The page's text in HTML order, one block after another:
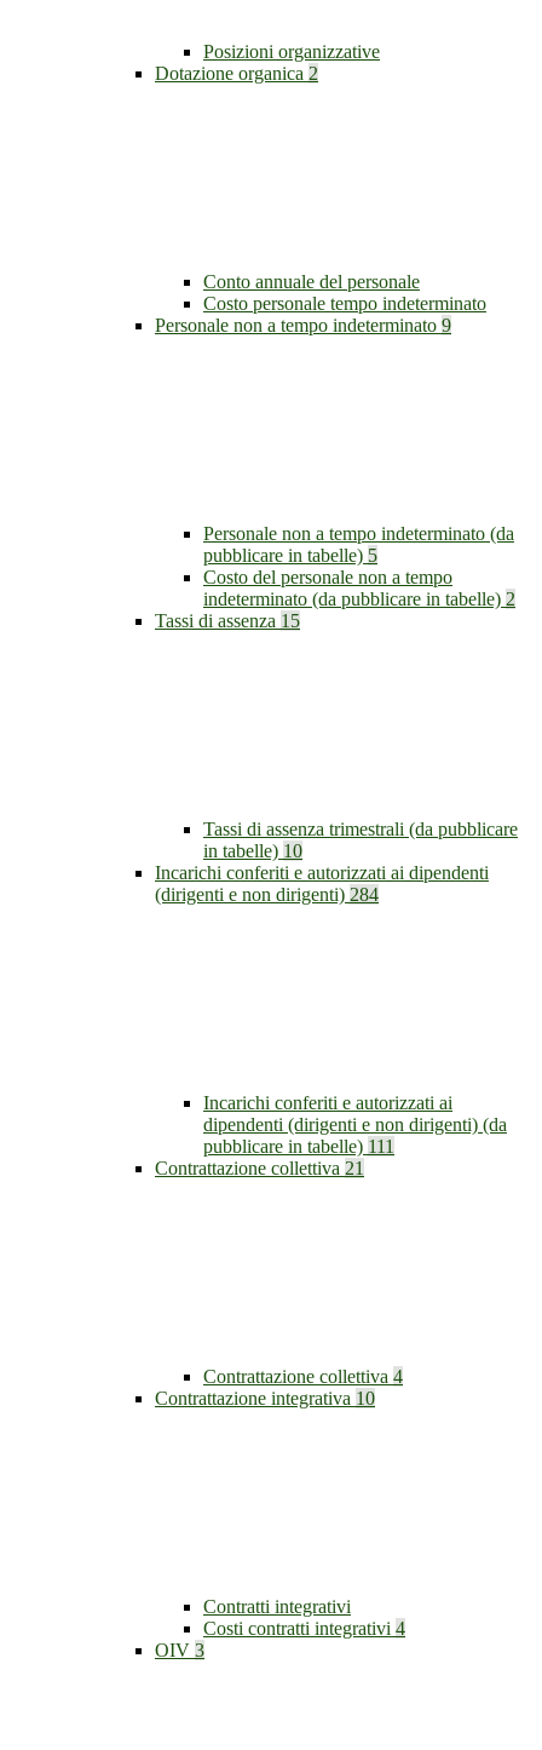
Posizioni organizzative
Dotazione organica 2
Conto annuale del personale
Costo personale tempo indeterminato
Personale non a tempo indeterminato 9
Personale non a tempo indeterminato (da
pubblicare in tabelle) 5
Costo del personale non a tempo
indeterminato (da pubblicare in tabelle) 2
Tassi di assenza 15
Tassi di assenza trimestrali (da pubblicare
in tabelle) 10
Incarichi conferiti e autorizzati ai dipendenti
(dirigenti e non dirigenti) 284
Incarichi conferiti e autorizzati ai
dipendenti (dirigenti e non dirigenti) (da
pubblicare in tabelle) 111
Contrattazione collettiva 21
Contrattazione collettiva 4
Contrattazione integrativa 10
Contratti integrativi
Costi contratti integrativi 4
OIV 3